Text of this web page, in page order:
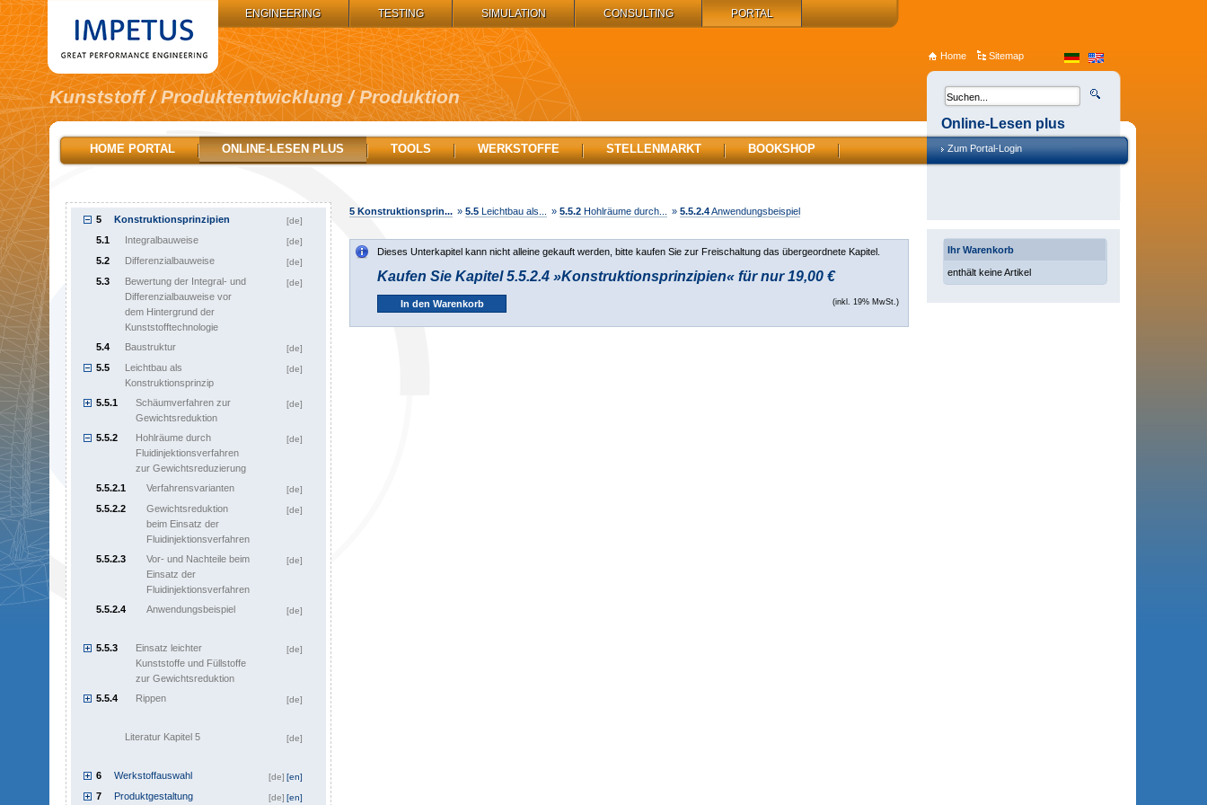
Kunststoff / Produktentwicklung / Produktion
5 Konstruktionsprin... » 5.5 Leichtbau als... » 5.5.2 Hohlräume durch... » 5.5.2.4Anwendungsbeispiel
1 Inhalt [de]
2 Wegweiser
5 Konstruktionsprinzipien [de]
5.1 Integralbauweise [de]
5.2 Differenzialbauweise [de]
5.3
Bewertung der Integral- und
Differenzialbauweise vor
dem Hintergrund der
Kunststofftechnologie
[de]
5.4 Baustruktur [de]
5.5
Leichtbau als
Konstruktionsprinzip
[de]
5.5.1
Schäumverfahren zur
Gewichtsreduktion
[de]
5.5.2
Hohlräume durch
Fluidinjektionsverfahren
zur Gewichtsreduzierung
[de]
5.5.2.1 Verfahrensvarianten [de]
5.5.2.2
Gewichtsreduktion
beim Einsatz der
Fluidinjektionsverfahren
[de]
5.5.2.3
Vor- und Nachteile beim
Einsatz der
Fluidinjektionsverfahren
[de]
5.5.2.4 Anwendungsbeispiel [de]
5.5.3
Einsatz leichter
Kunststoffe und Füllstoffe
zur Gewichtsreduktion
[de]
5.5.4 Rippen [de]
Literatur Kapitel 5 [de]
6 Werkstoffauswahl [en]
[de]
7 Produktgestaltung [en]
[de]
Dieses Unterkapitel kann nicht alleine gekauft werden, bitte kaufen Sie zur Freischaltung das übergeordnete Kapitel.
Kaufen Sie Kapitel 5.5.2.4 »Konstruktionsprinzipien« für nur 19,00 €
(inkl. 19% MwSt.)
Ihr Warenkorb
enthält keine Artikel
HOME PORTAL ONLINE-LESEN PLUS TOOLS WERKSTOFFE STELLENMARKT BOOKSHOP
Home Sitemap
Online-Lesen plus
Zum Portal-Login
ENGINEERING TESTING SIMULATION CONSULTING PORTAL